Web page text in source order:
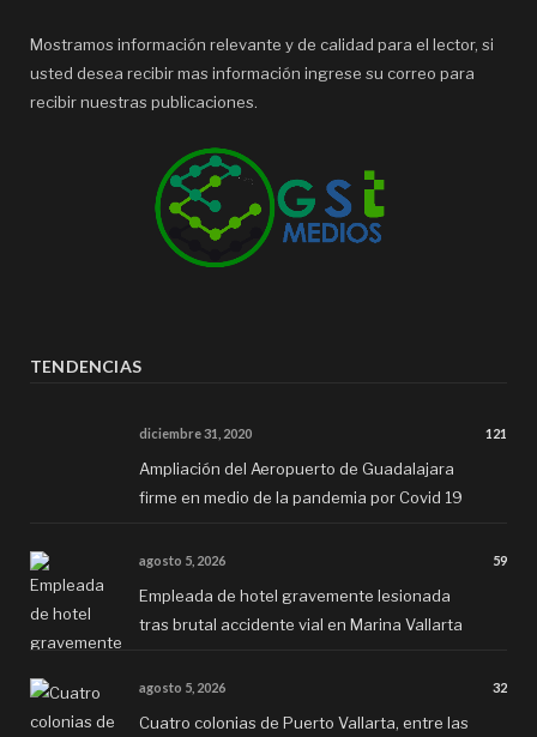
Mostramos información relevante y de calidad para el lector, si
usted desea recibir mas información ingrese su correo para
recibir nuestras publicaciones.
TENDENCIAS
diciembre 31, 2020 121
Ampliación del Aeropuerto de Guadalajara
firme en medio de la pandemia por Covid 19
agosto 5, 2026 59
Empleada de hotel gravemente lesionada
tras brutal accidente vial en Marina Vallarta
agosto 5, 2026 32
Cuatro colonias de Puerto Vallarta, entre las